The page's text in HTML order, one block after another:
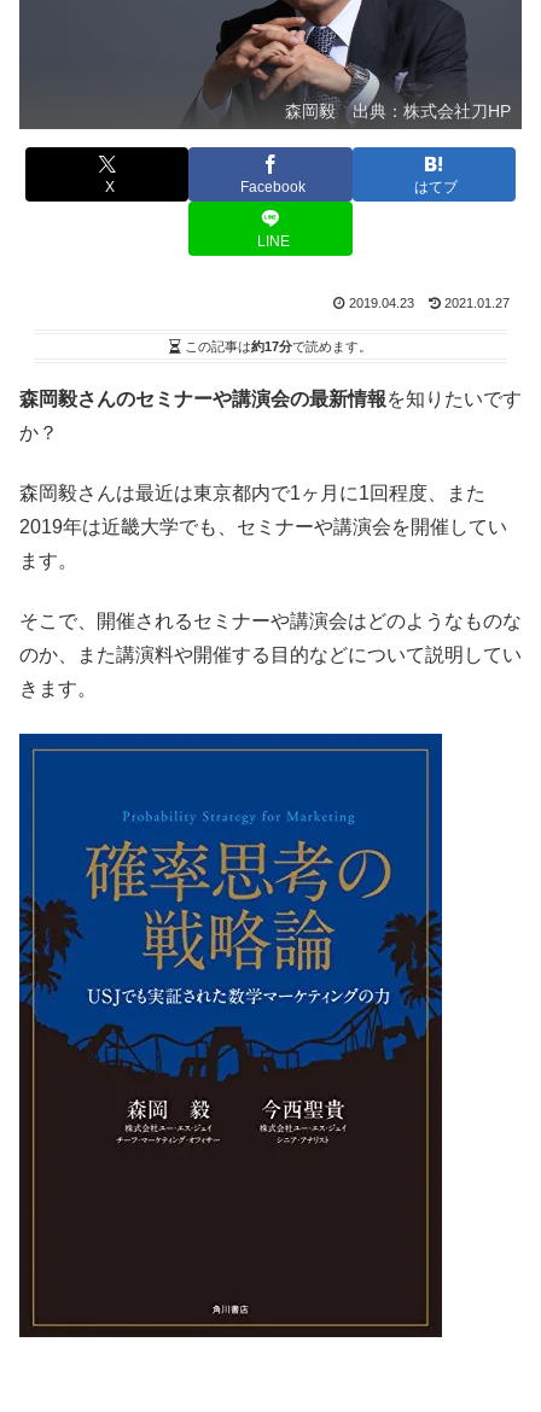
森岡毅 出典：株式会社刀HP
X Facebook はてブ
LINE
2019.04.23 2021.01.27
この記事は約17分で読めます。
森岡毅さんのセミナーや講演会の最新情報を知りたいです
か？
森岡毅さんは最近は東京都内で1ヶ月に1回程度、また
2019年は近畿大学でも、セミナーや講演会を開催してい
ます。
そこで、開催されるセミナーや講演会はどのようなものな
のか、また講演料や開催する目的などについて説明してい
きます。